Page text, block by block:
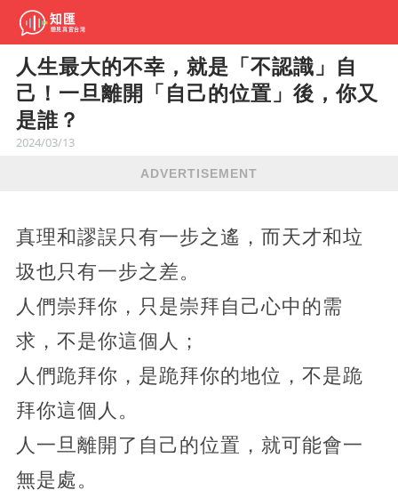
人生最大的不幸，就是「不認識」自
己！一旦離開「自己的位置」後，你又
是誰？
2024/03/13
ADVERTISEMENT
真理和謬誤只有一步之遙，而天才和垃
圾也只有一步之差。
人們崇拜你，只是崇拜自己心中的需
求，不是你這個人；
人們跪拜你，是跪拜你的地位，不是跪
拜你這個人。
人一旦離開了自己的位置，就可能會一
無是處。